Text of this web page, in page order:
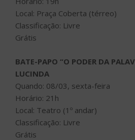
Local: Praça Coberta (térreo)
Classificação: Livre
Grátis
BATE-PAPO “O PODER DA
LUCINDA
Quando: 08/03, sexta-feira
Horário: 21h
Local: Teatro (1º andar)
Classificação: Livre
Grátis